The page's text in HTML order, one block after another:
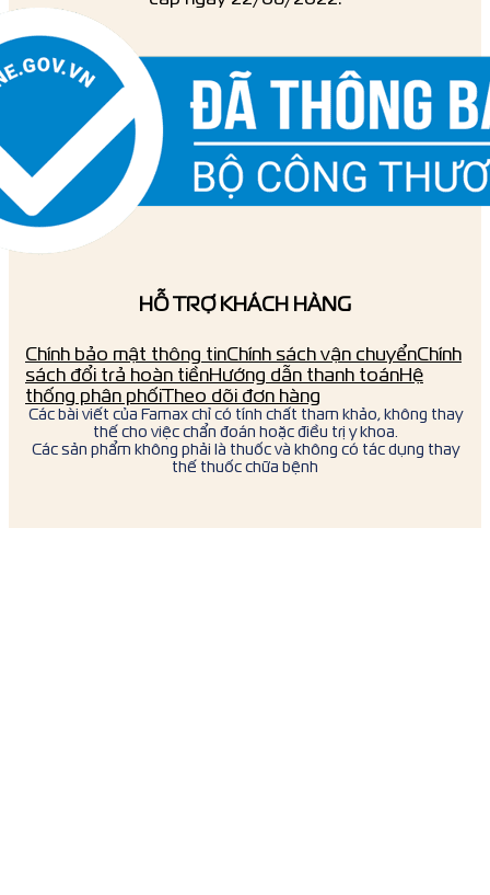
HỖ TRỢ KHÁCH HÀNG
Chính bảo mật thông tinChính sách vận chuyểnChính
sách đổi trả hoàn tiềnHướng dẫn thanh toánHệ
thống phân phốiTheo dõi đơn hàng
Các bài viết của Famax chỉ có tính chất tham khảo, không thay
thế cho việc chẩn đoán hoặc điều trị y khoa.
Các sản phẩm không phải là thuốc và không có tác dụng thay
thế thuốc chữa bệnh